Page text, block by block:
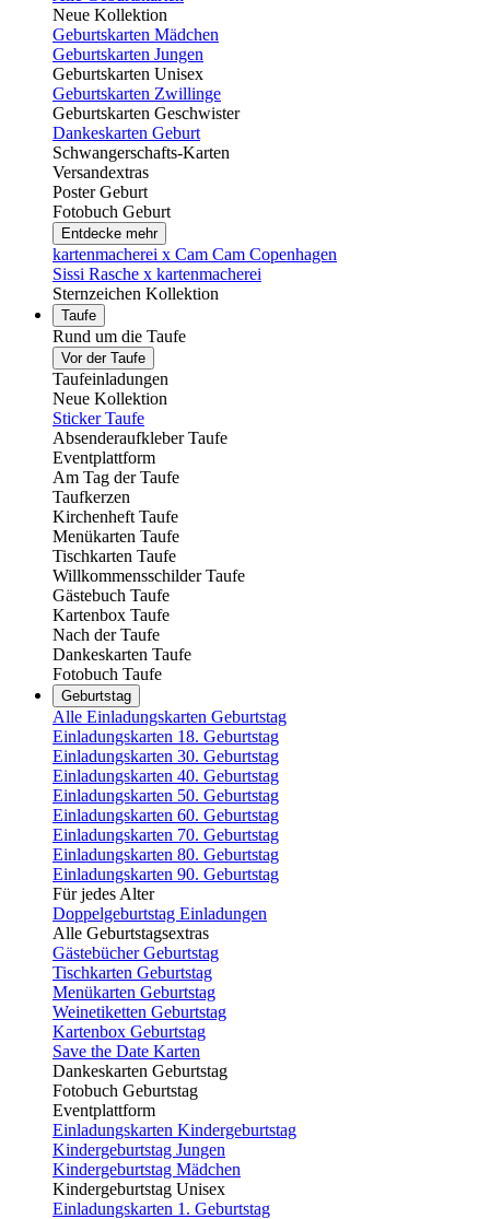
Neue Kollektion
Geburtskarten Mädchen
Geburtskarten Jungen
Geburtskarten Unisex
Geburtskarten Zwillinge
Geburtskarten Geschwister
Dankeskarten Geburt
Schwangerschafts-Karten
Versandextras
Poster Geburt
Fotobuch Geburt
Entdecke mehr
kartenmacherei x Cam Cam Copenhagen
Sissi Rasche x kartenmacherei
Sternzeichen Kollektion
Taufe
Rund um die Taufe
Vor der Taufe
Taufeinladungen
Neue Kollektion
Sticker Taufe
Absenderaufkleber Taufe
Eventplattform
Am Tag der Taufe
Taufkerzen
Kirchenheft Taufe
Menükarten Taufe
Tischkarten Taufe
Willkommensschilder Taufe
Gästebuch Taufe
Kartenbox Taufe
Nach der Taufe
Dankeskarten Taufe
Fotobuch Taufe
Geburtstag
Alle Einladungskarten Geburtstag
Einladungskarten 18. Geburtstag
Einladungskarten 30. Geburtstag
Einladungskarten 40. Geburtstag
Einladungskarten 50. Geburtstag
Einladungskarten 60. Geburtstag
Einladungskarten 70. Geburtstag
Einladungskarten 80. Geburtstag
Einladungskarten 90. Geburtstag
Für jedes Alter
Doppelgeburtstag Einladungen
Alle Geburtstagsextras
Gästebücher Geburtstag
Tischkarten Geburtstag
Menükarten Geburtstag
Weinetiketten Geburtstag
Kartenbox Geburtstag
Save the Date Karten
Dankeskarten Geburtstag
Fotobuch Geburtstag
Eventplattform
Einladungskarten Kindergeburtstag
Kindergeburtstag Jungen
Kindergeburtstag Mädchen
Kindergeburtstag Unisex
Einladungskarten 1. Geburtstag